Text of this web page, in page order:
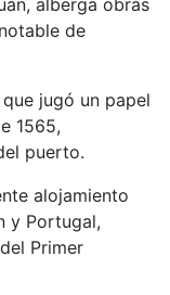
alberga obras
de
jugó un papel
1565,
puerto.
alojamiento
y Portugal,
Primer